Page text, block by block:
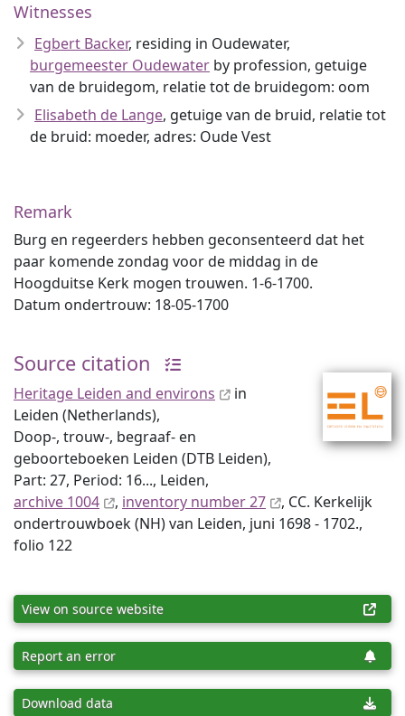
Witnesses
Egbert Backer, residing in Oudewater,
burgemeester Oudewater by profession, getuige
van de bruidegom, relatie tot de bruidegom: oom
Elisabeth de Lange, getuige van de bruid, relatie tot
de bruid: moeder, adres: Oude Vest
Remark
Burg en regeerders hebben geconsenteerd dat het
paar komende zondag voor de middag in de
Hoogduitse Kerk mogen trouwen. 1-6-1700.
Datum ondertrouw: 18-05-1700
Source citation
Heritage Leiden and environs
in
Leiden (Netherlands),
Doop-, trouw-, begraaf- en
geboorteboeken Leiden (DTB Leiden),
Part: 27, Period: 16..., Leiden,
archive 1004
, inventory number 27
, CC. Kerkelijk
ondertrouwboek (NH) van Leiden, juni 1698 - 1702.,
folio 122
View on source website
Report an error
Download data